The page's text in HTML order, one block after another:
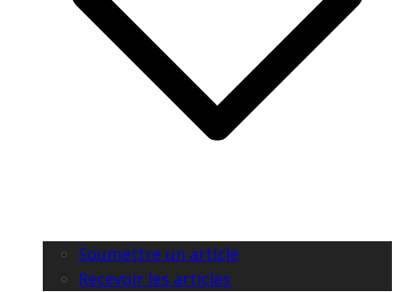
Soumettre un article
Recevoir les articles